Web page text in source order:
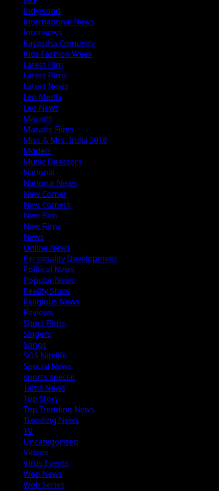
Indywood
International News
Interviews
Kayastha Comunity
Kids Fashion Week
Latest Film
Latest Films
Latest News
Leo Media
Leo News
Marathi
Marathi Films
Miss & Mrs. India 2018
Models
Music Directors
National
National News
New Comer
New Comers
New Film
New Films
News
Online News
Personality Development
Political News
Popular News
Reality Show
Religious News
Reviews
Short Films
Singers
Songs
SOS Nitelife
Special News
sports special
Tamil News
Top Story
Top Trending News
Trending News
TV
Uncategorized
Videos
Virus Events
Web News
Web Series